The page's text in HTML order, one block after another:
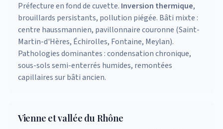
Préfecture en fond de cuvette. Inversion thermique,
brouillards persistants, pollution piégée. Bâti mixte :
centre haussmannien, pavillonnaire couronne (Saint-
Martin-d'Hères, Échirolles, Fontaine, Meylan).
Pathologies dominantes : condensation chronique,
sous-sols semi-enterrés humides, remontées
capillaires sur bâti ancien.
Vienne et vallée du Rhône